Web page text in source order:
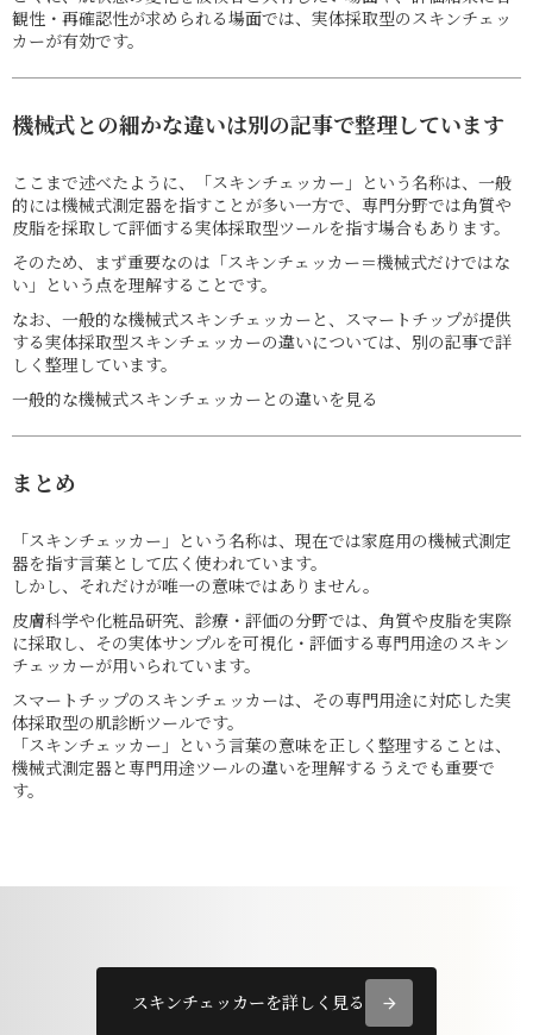
観性・再確認性が求められる場面では、実体採取型のスキンチェッ
カーが有効です。
機械式との細かな違いは別の記事で整理しています
ここまで述べたように、「スキンチェッカー」という名称は、一般
的には機械式測定器を指すことが多い一方で、専門分野では角質や
皮脂を採取して評価する実体採取型ツールを指す場合もあります。
そのため、まず重要なのは「スキンチェッカー＝機械式だけではな
い」という点を理解することです。
なお、一般的な機械式スキンチェッカーと、スマートチップが提供
する実体採取型スキンチェッカーの違いについては、別の記事で詳
しく整理しています。
一般的な機械式スキンチェッカーとの違いを見る
まとめ
「スキンチェッカー」という名称は、現在では家庭用の機械式測定
器を指す言葉として広く使われています。
しかし、それだけが唯一の意味ではありません。
皮膚科学や化粧品研究、診療・評価の分野では、角質や皮脂を実際
に採取し、その実体サンプルを可視化・評価する専門用途のスキン
チェッカーが用いられています。
スマートチップのスキンチェッカーは、その専門用途に対応した実
体採取型の肌診断ツールです。
「スキンチェッカー」という言葉の意味を正しく整理することは、
機械式測定器と専門用途ツールの違いを理解するうえでも重要で
す。
スキンチェッカーを詳しく見る arrow_forward